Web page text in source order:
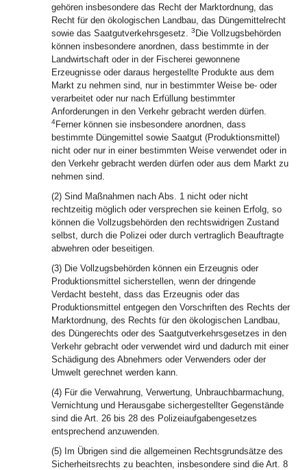
gehören insbesondere das Recht der Marktordnung, das
Recht für den ökologischen Landbau, das Düngemittelrecht
sowie das Saatgutverkehrsgesetz. 3 Die Vollzugsbehörden
können insbesondere anordnen, dass bestimmte in der
Landwirtschaft oder in der Fischerei gewonnene
Erzeugnisse oder daraus hergestellte Produkte aus dem
Markt zu nehmen sind, nur in bestimmter Weise be- oder
verarbeitet oder nur nach Erfüllung bestimmter
Anforderungen in den Verkehr gebracht werden dürfen.
4Ferner können sie insbesondere anordnen, dass
bestimmte Düngemittel sowie Saatgut (Produktionsmittel)
nicht oder nur in einer bestimmten Weise verwendet oder in
den Verkehr gebracht werden dürfen oder aus dem Markt zu
nehmen sind.
(2) Sind Maßnahmen nach Abs. 1 nicht oder nicht
rechtzeitig möglich oder versprechen sie keinen Erfolg, so
können die Vollzugsbehörden den rechtswidrigen Zustand
selbst, durch die Polizei oder durch vertraglich Beauftragte
abwehren oder beseitigen.
(3) Die Vollzugsbehörden können ein Erzeugnis oder
Produktionsmittel sicherstellen, wenn der dringende
Verdacht besteht, dass das Erzeugnis oder das
Produktionsmittel entgegen den Vorschriften des Rechts der
Marktordnung, des Rechts für den ökologischen Landbau,
des Düngerechts oder des Saatgutverkehrsgesetzes in den
Verkehr gebracht oder verwendet wird und dadurch mit einer
Schädigung des Abnehmers oder Verwenders oder der
Umwelt gerechnet werden kann.
(4) Für die Verwahrung, Verwertung, Unbrauchbarmachung,
Vernichtung und Herausgabe sichergestellter Gegenstände
sind die Art. 26 bis 28 des Polizeiaufgabengesetzes
entsprechend anzuwenden.
(5) Im Übrigen sind die allgemeinen Rechtsgrundsätze des
Sicherheitsrechts zu beachten, insbesondere sind die Art. 8